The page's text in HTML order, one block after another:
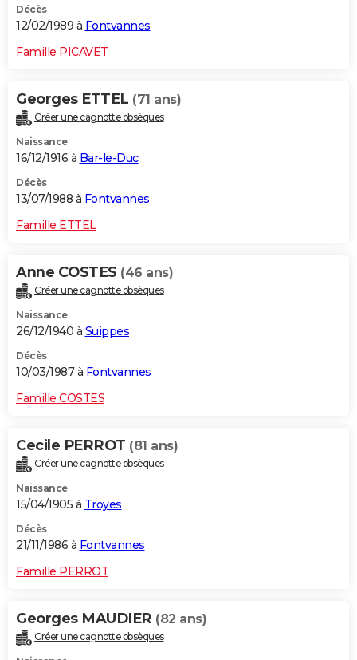
Décès
12/02/1989 à Fontvannes
Famille PICAVET
Georges ETTEL (71 ans)
Créer une cagnotte obsèques
Naissance
16/12/1916 à Bar-le-Duc
Décès
13/07/1988 à Fontvannes
Famille ETTEL
Anne COSTES (46 ans)
Créer une cagnotte obsèques
Naissance
26/12/1940 à Suippes
Décès
10/03/1987 à Fontvannes
Famille COSTES
Cecile PERROT (81 ans)
Créer une cagnotte obsèques
Naissance
15/04/1905 à Troyes
Décès
21/11/1986 à Fontvannes
Famille PERROT
Georges MAUDIER (82 ans)
Créer une cagnotte obsèques